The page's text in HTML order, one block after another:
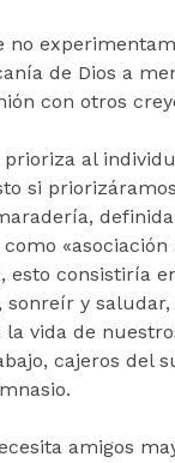
no
de Dios a
con otros
al
si
«asociación
esto consistiría
sonreír y
vida de
cajeros del
amigos